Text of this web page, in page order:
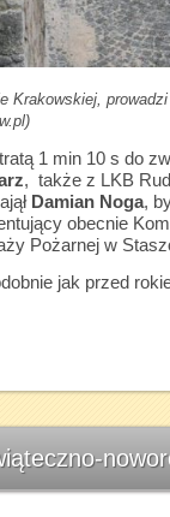
Krakowskiej,
1 min 10 s do
, także z LKB
Damian Noga,
obecnie
Pożarnej w
jak przed